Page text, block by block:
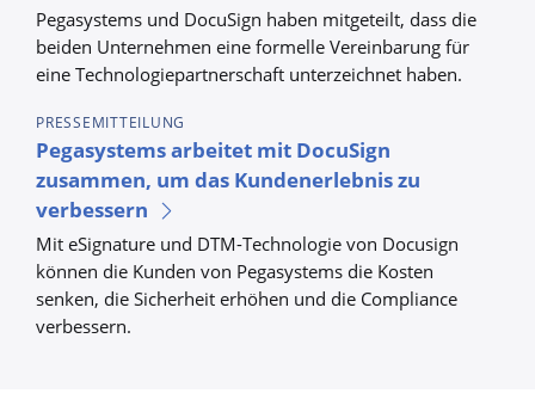
Pegasystems und DocuSign haben mitgeteilt, dass die
beiden Unternehmen eine formelle Vereinbarung für
eine Technologiepartnerschaft unterzeichnet haben.
PRESSEMITTEILUNG
Pegasystems arbeitet mit DocuSign
zusammen, um das Kundenerlebnis zu
verbessern
Mit eSignature und DTM-Technologie von Docusign
können die Kunden von Pegasystems die Kosten
senken, die Sicherheit erhöhen und die Compliance
verbessern.